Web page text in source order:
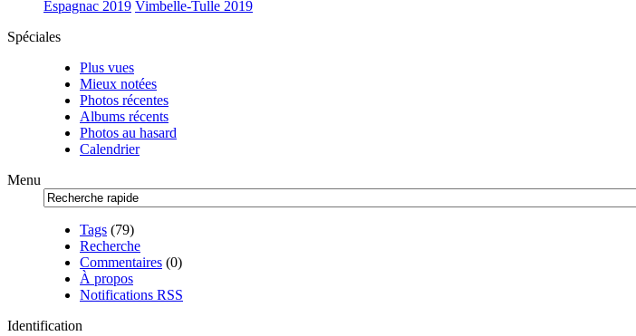
Espagnac 2019 Vimbelle-Tulle 2019
Spéciales
Plus vues
Mieux notées
Photos récentes
Albums récents
Photos au hasard
Calendrier
Menu
Tags (79)
Recherche
Commentaires (0)
À propos
Notifications RSS
Identification